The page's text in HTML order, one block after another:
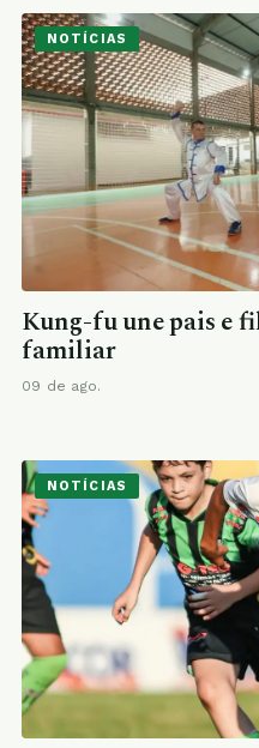
NOTÍCIAS
Kung-fu une pais e
familiar
09 de ago.
NOTÍCIAS